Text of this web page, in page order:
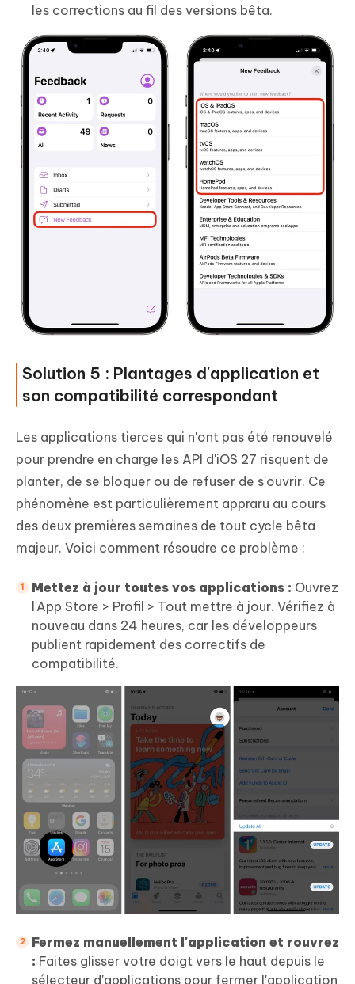
les corrections au fil des versions bêta.
Solution 5 : Plantages d'application et
son compatibilité correspondant
Les applications tierces qui n'ont pas été renouvelé
pour prendre en charge les API d'iOS 27 risquent de
planter, de se bloquer ou de refuser de s'ouvrir. Ce
phénomène est particulièrement appraru au cours
des deux premières semaines de tout cycle bêta
majeur. Voici comment résoudre ce problème :
Mettez à jour toutes vos applications : Ouvrez
l'App Store > Profil > Tout mettre à jour. Vérifiez à
nouveau dans 24 heures, car les développeurs
publient rapidement des correctifs de
compatibilité.
Fermez manuellement l'application et rouvrez
: Faites glisser votre doigt vers le haut depuis le
sélecteur d'applications pour fermer l'application